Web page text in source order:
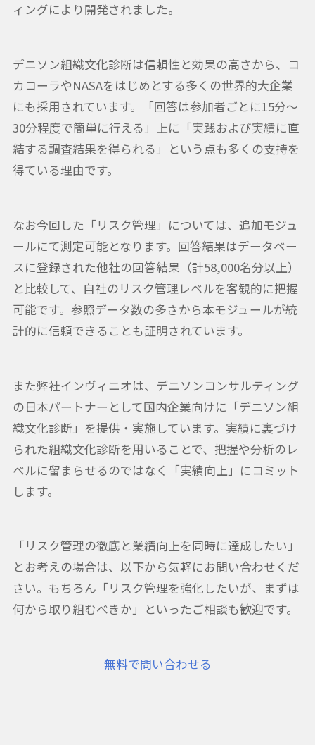
ィングにより開発されました。
デニソン組織文化診断は信頼性と効果の高さから、コ
カコーラやNASAをはじめとする多くの世界的大企業
にも採用されています。「回答は参加者ごとに15分〜
30分程度で簡単に行える」上に「実践および実績に直
結する調査結果を得られる」という点も多くの支持を
得ている理由です。
なお今回した「リスク管理」については、追加モジュ
ールにて測定可能となります。回答結果はデータベー
スに登録された他社の回答結果（計58,000名分以上）
と比較して、自社のリスク管理レベルを客観的に把握
可能です。参照データ数の多さから本モジュールが統
計的に信頼できることも証明されています。
また弊社インヴィニオは、デニソンコンサルティング
の日本パートナーとして国内企業向けに「デニソン組
織文化診断」を提供・実施しています。実績に裏づけ
られた組織文化診断を用いることで、把握や分析のレ
ベルに留まらせるのではなく「実績向上」にコミット
します。
「リスク管理の徹底と業績向上を同時に達成したい」
とお考えの場合は、以下から気軽にお問い合わせくだ
さい。もちろん「リスク管理を強化したいが、まずは
何から取り組むべきか」といったご相談も歓迎です。
無料で問い合わせる